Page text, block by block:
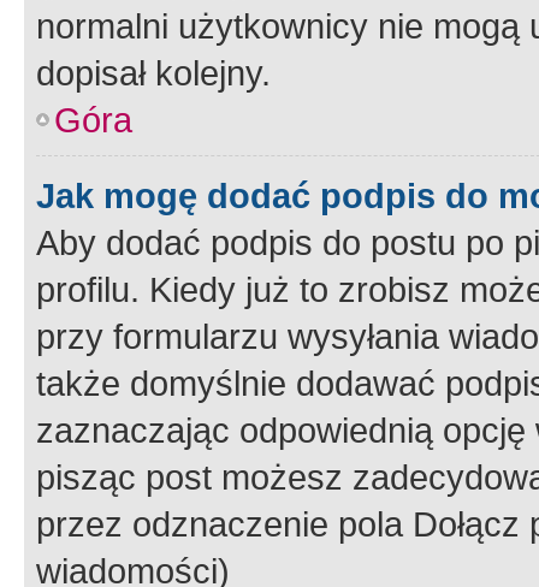
normalni użytkownicy nie
dopisał kolejny.
Góra
Jak mogę dodać podpis do
Aby dodać podpis do postu po
profilu. Kiedy już to zrobisz
przy formularzu wysyłania
także domyślnie dodawać
zaznaczając odpowiednią
pisząc post możesz
przez odznaczenie pola
wiadomości)